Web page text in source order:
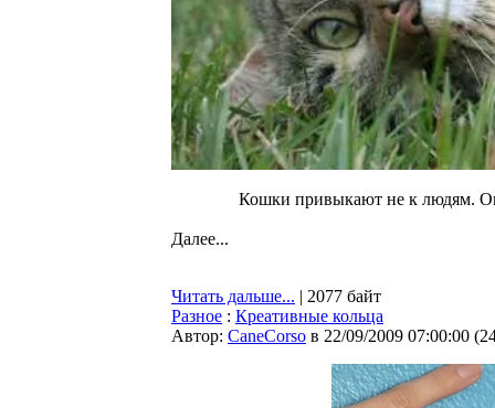
Кошки привыкают не к людям.
Далее...
Читать дальше... | 2077 байт
Разное : Креативные кольца
Автор: CaneCorso в 22/09/2009 07:00:00 (